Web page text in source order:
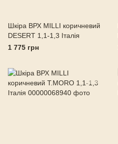
Шкіра ВРХ MILLI коричневий
DESERT 1,1-1,3 Італія
1 775 грн